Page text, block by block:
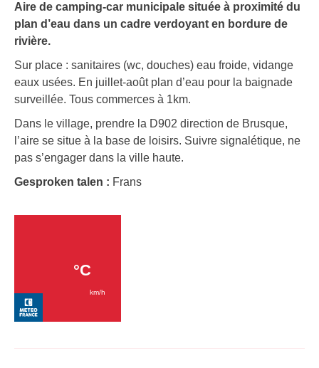
Aire de camping-car municipale située à proximité du
plan d’eau dans un cadre verdoyant en bordure de
rivière.
Sur place : sanitaires (wc, douches) eau froide, vidange
eaux usées. En juillet-août plan d’eau pour la baignade
surveillée. Tous commerces à 1km.
Dans le village, prendre la D902 direction de Brusque,
l’aire se situe à la base de loisirs. Suivre signalétique, ne
pas s’engager dans la ville haute.
Gesproken talen : Frans